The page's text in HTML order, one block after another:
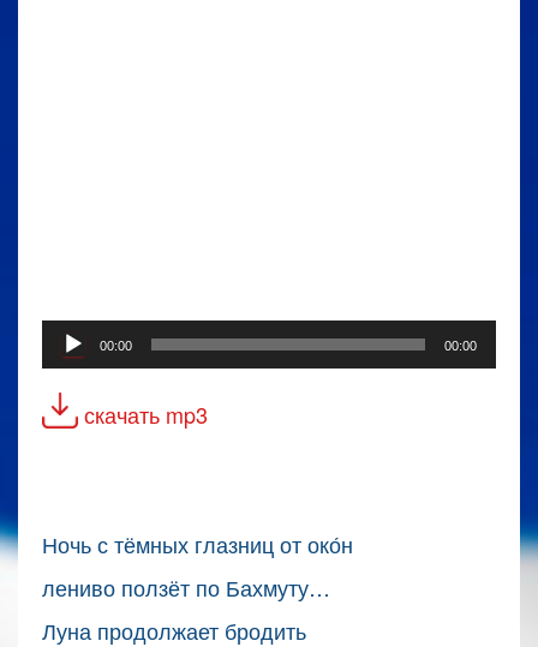
Аудиоплеер
00:00 00:00
скачать mp3
Ночь с тёмных глазниц от око́н
лениво ползёт по Бахмуту…
Луна продолжает бродить